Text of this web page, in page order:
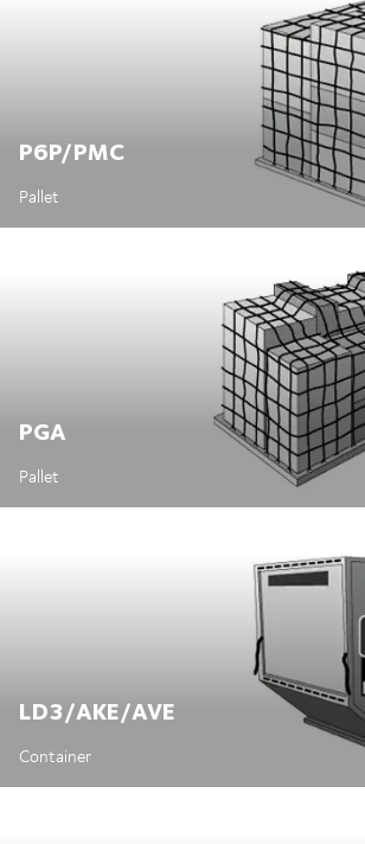
P6P/PMC
Pallet
PGA
Pallet
LD3/AKE/AVE
Container